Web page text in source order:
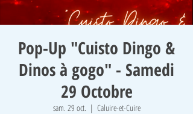
Pop-Up "Cuisto Dingo &
Dinos à gogo" - Samedi
29 Octobre
sam. 29 oct.
  |
Caluire-et-Cuire